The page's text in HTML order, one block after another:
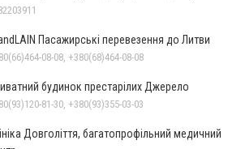
Пасажирські перевезення до Литви
08-08, +380(68)464-08-08
будинок престарілих Джерело
81-30, +380(93)355-03-03
Довголіття, багатопрофільний медичний